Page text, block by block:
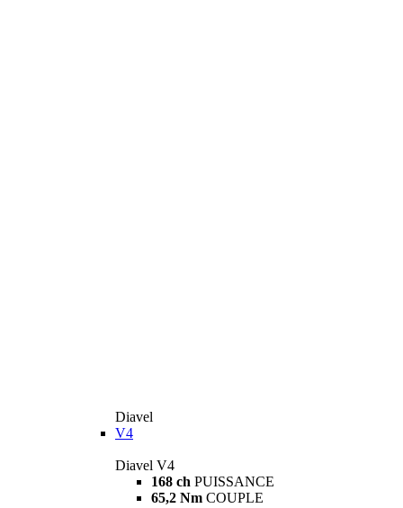
Diavel
V4
Diavel V4
168 ch PUISSANCE
65,2 Nm COUPLE